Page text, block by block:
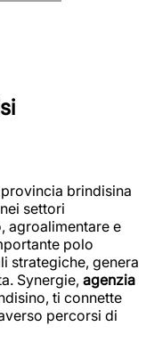
provincia brindisina
settori
agroalimentare e
polo
strategiche, genera
Synergie, agenzia
ti connette
percorsi di